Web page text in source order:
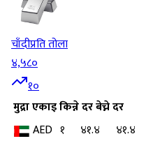
चाँदीप्रति तोला
४,५८०
१०
मुद्राएकाइकिन्ने दरबेच्ने दर
AED १ ४१.४
४१.४